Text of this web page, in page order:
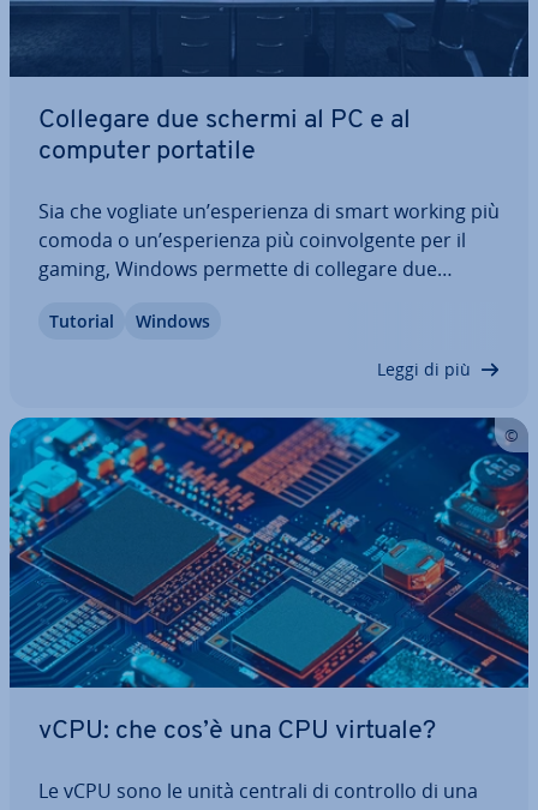
Collegare due schermi al PC e al
computer portatile
Sia che vogliate un’espe­rien­za di smart working più
comoda o un’espe­rien­za più coin­vol­gen­te per il
gaming, Windows permette di collegare due
usare entrambi gli schermi si­mul­ta­nea­men­te o
Tutorial Windows
Leggi di più
vCPU: che cos’è una CPU virtuale?
Le vCPU sono le unità centrali di controllo di una